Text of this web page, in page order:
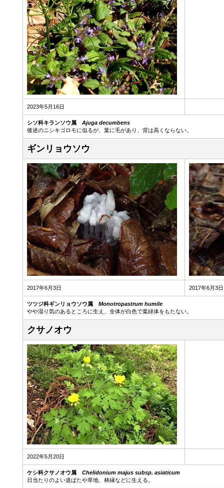
2023年5月16日
シソ科キランソウ属 Ajuga decumbens
後述のニシキゴロモに似るが、葉に毛があり、背は高くならない。
ギンリョウソウ
2017年6月3日 2017年6月3日
ツツジ科ギンリョウソウ属 Monotropastrum humile
やや湿り気のあるところに生え、全体が白色で葉緑体をもたない。
クサノオウ
2022年5月20日
ケシ科クサノオウ属 Chelidonium majus subsp. asiaticum
日当たりのよい道ばたや草地、林縁などに生える。